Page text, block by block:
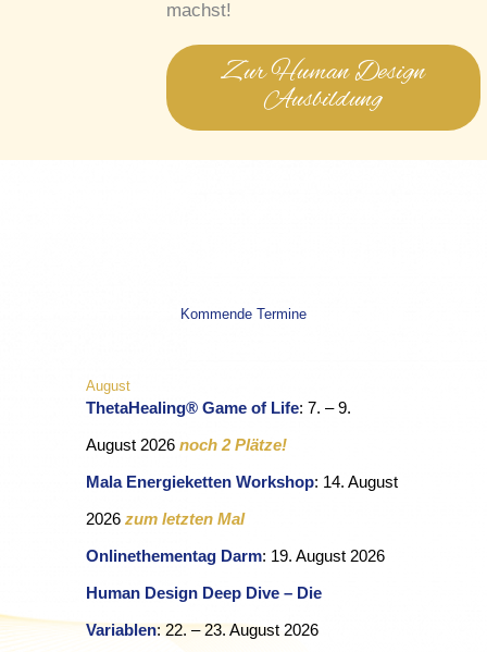
machst!
Zur Human Design
Ausbildung
Kommende Termine
August
ThetaHealing® Game of Life: 7. – 9.
August 2026noch 2 Plätze!
Mala Energieketten Workshop: 14. August
2026zum letzten Mal
Onlinethementag Darm: 19. August 2026
Human Design Deep Dive – Die
Variablen: 22. – 23. August 2026